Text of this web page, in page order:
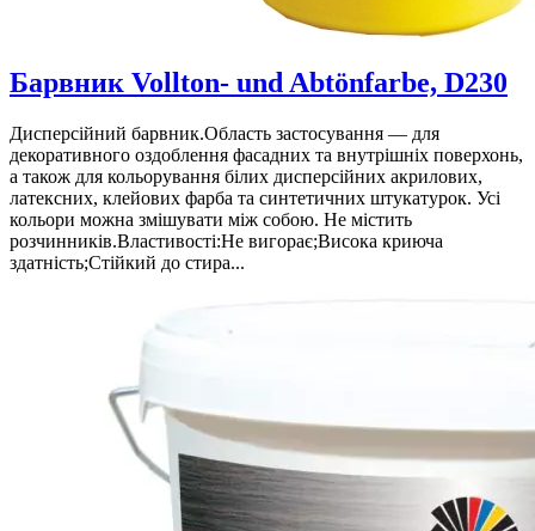
Барвник Vollton- und Abtönfarbe, D230
Дисперсійний барвник.Область застосування — для
декоративного оздоблення фасадних та внутрішніх поверхонь,
а також для кольорування білих дисперсійних акрилових,
латексних, клейових фарба та синтетичних штукатурок. Усі
кольори можна змішувати між собою. Не містить
розчинників.Властивості:Не вигорає;Висока криюча
здатність;Стійкий до стира...